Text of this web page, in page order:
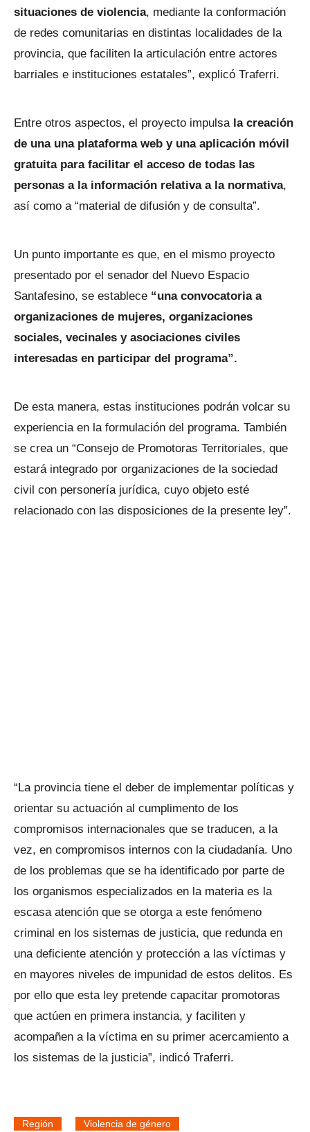
situaciones de violencia, mediante la conformación
de redes comunitarias en distintas localidades de la
provincia, que faciliten la articulación entre actores
barriales e instituciones estatales”, explicó Traferri.
Entre otros aspectos, el proyecto impulsala creación
de una una plataforma web y una aplicación móvil
gratuita para facilitar el acceso de todas las
personas a la información relativa a la normativa,
así como a “material de difusión y de consulta”.
Un punto importante es que, en el mismo proyecto
presentado por el senador del Nuevo Espacio
Santafesino, se establece “una convocatoria a
organizaciones de mujeres, organizaciones
sociales, vecinales y asociaciones civiles
interesadas en participar del programa”.
De esta manera, estas instituciones podrán volcar su
experiencia en la formulación del programa. También
se crea un “Consejo de Promotoras Territoriales, que
estará integrado por organizaciones de la sociedad
civil con personería jurídica, cuyo objeto esté
relacionado con las disposiciones de la presente ley”.
“La provincia tiene el deber de implementar políticas y
orientar su actuación al cumplimento de los
compromisos internacionales que se traducen, a la
vez, en compromisos internos con la ciudadanía. Uno
de los problemas que se ha identificado por parte de
los organismos especializados en la materia es la
escasa atención que se otorga a este fenómeno
criminal en los sistemas de justicia, que redunda en
una deficiente atención y protección a las víctimas y
en mayores niveles de impunidad de estos delitos. Es
por ello que esta ley pretende capacitar promotoras
que actúen en primera instancia, y faciliten y
acompañen a la víctima en su primer acercamiento a
los sistemas de la justicia”, indicó Traferri.
Región Violencia de género